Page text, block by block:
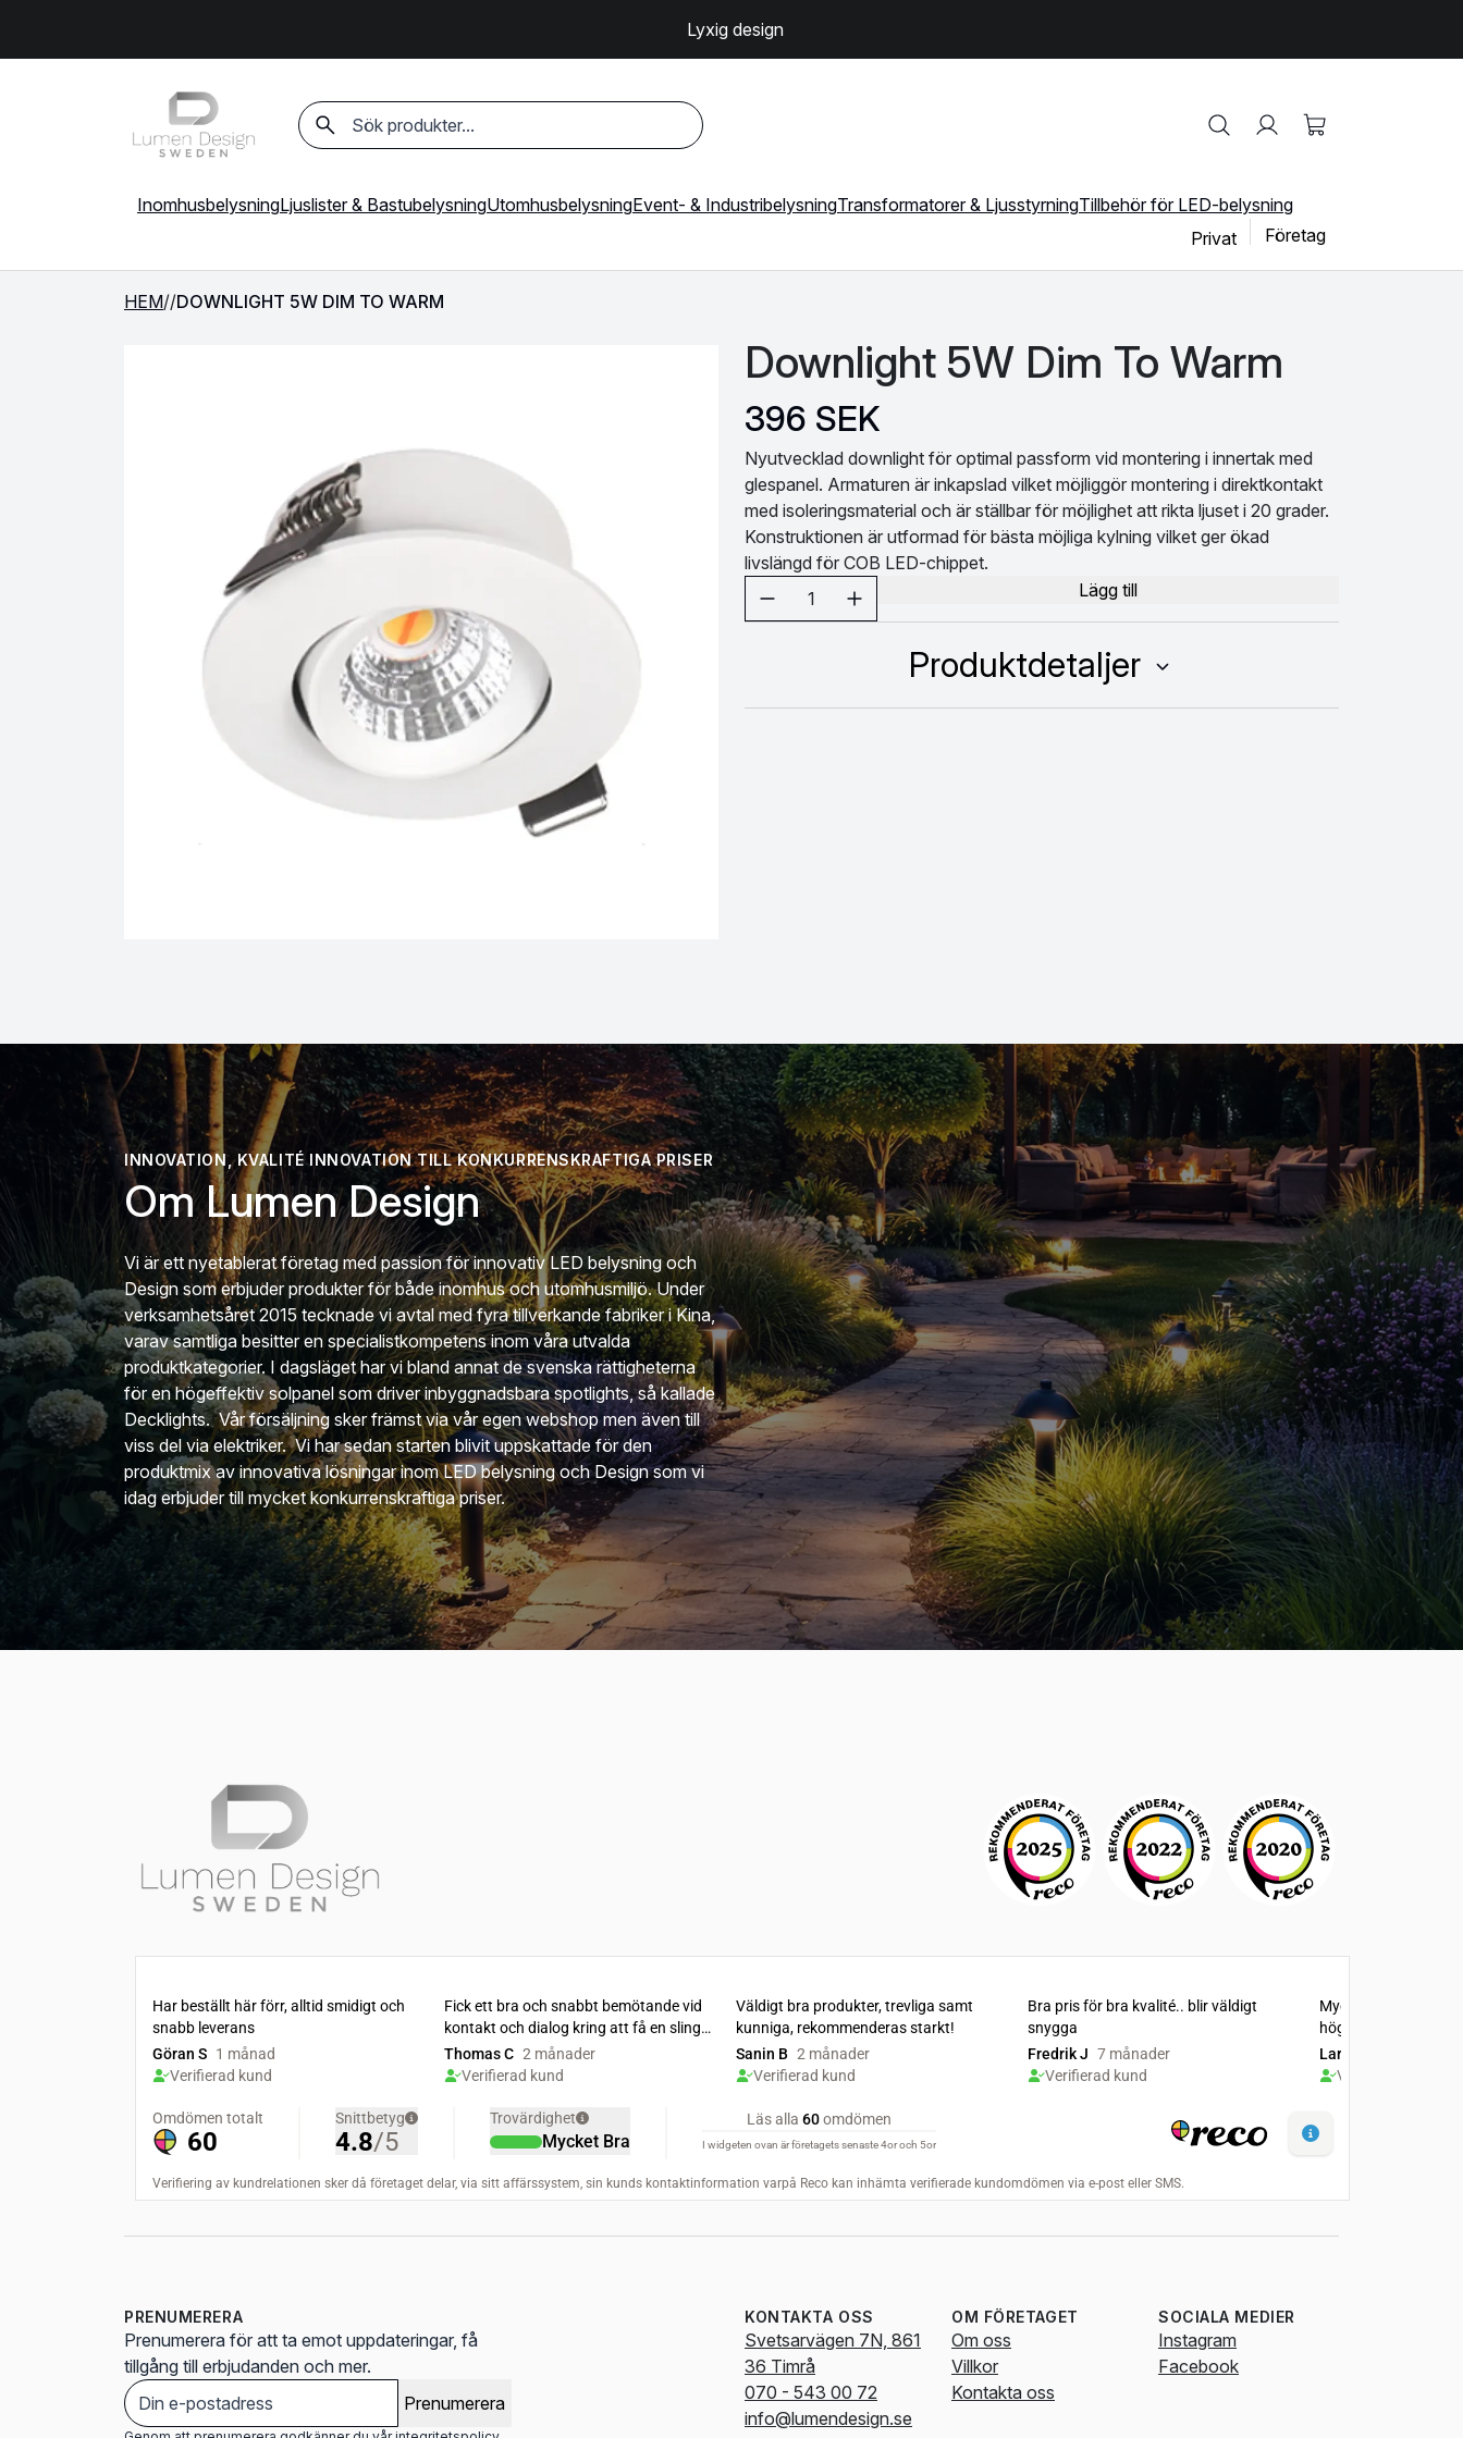
Säkra betalningar
Sök på produkter
InomhusbelysningLjuslister & BastubelysningUtomhusbelysningEvent- & IndustribelysningTransformatorer & LjusstyrningTillbehör för LED-belysning
Privat
Företag
HEM//DOWNLIGHT 5W DIM TO WARM
Downlight 5W Dim To Warm
396 SEK
Nyutvecklad downlight för optimal passform vid montering i innertak med
glespanel. Armaturen är inkapslad vilket möjliggör montering i direktkontakt
med isoleringsmaterial och är ställbar för möjlighet att rikta ljuset i 20 grader.
Konstruktionen är utformad för bästa möjliga kylning vilket ger ökad
livslängd för COB LED-chippet.
Välj antal1 Lägg till
Produktdetaljer
INNOVATION, KVALITÉ INNOVATION TILL KONKURRENSKRAFTIGA PRISER
Om Lumen Design
Vi är ett nyetablerat företag med passion för innovativ LED belysning och
Design som erbjuder produkter för både inomhus och utomhusmiljö. Under
verksamhetsåret 2015 tecknade vi avtal med fyra tillverkande fabriker i Kina,
varav samtliga besitter en specialistkompetens inom våra utvalda
produktkategorier. I dagsläget har vi bland annat de svenska rättigheterna
för en högeffektiv solpanel som driver inbyggnadsbara spotlights, så kallade
Decklights. Vår försäljning sker främst via vår egen webshop men även till
viss del via elektriker. Vi har sedan starten blivit uppskattade för den
produktmix av innovativa lösningar inom LED belysning och Design som vi
idag erbjuder till mycket konkurrenskraftiga priser.
PRENUMERERA
Prenumerera för att ta emot uppdateringar, få
tillgång till erbjudanden och mer.
Prenumerera
KONTAKTA OSS
Svetsarvägen 7N, 861
36 Timrå
070 - 543 00 72
info@lumendesign.se
OM FÖRETAGET
Om oss
Villkor
Kontakta oss
SOCIALA MEDIER
Instagram
Facebook